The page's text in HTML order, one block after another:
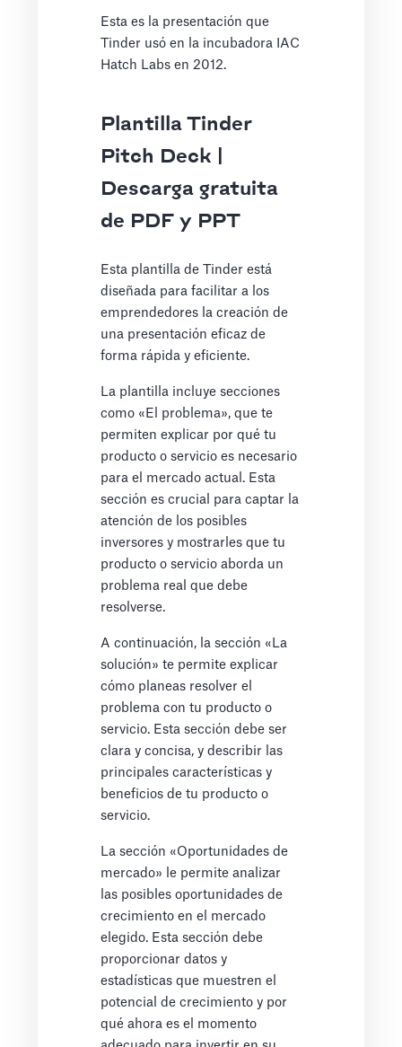
Esta es la presentación que
Tinder usó en la incubadora IAC
Hatch Labs en 2012.
Plantilla Tinder
Pitch Deck |
Descarga gratuita
de PDF y PPT
Esta plantilla de Tinder está
diseñada para facilitar a los
emprendedores la creación de
una presentación eficaz de
forma rápida y eficiente.
La plantilla incluye secciones
como «El problema», que te
permiten explicar por qué tu
producto o servicio es necesario
para el mercado actual. Esta
sección es crucial para captar la
atención de los posibles
inversores y mostrarles que tu
producto o servicio aborda un
problema real que debe
resolverse.
A continuación, la sección «La
solución» te permite explicar
cómo planeas resolver el
problema con tu producto o
servicio. Esta sección debe ser
clara y concisa, y describir las
principales características y
beneficios de tu producto o
servicio.
La sección «Oportunidades de
mercado» le permite analizar
las posibles oportunidades de
crecimiento en el mercado
elegido. Esta sección debe
proporcionar datos y
estadísticas que muestren el
potencial de crecimiento y por
qué ahora es el momento